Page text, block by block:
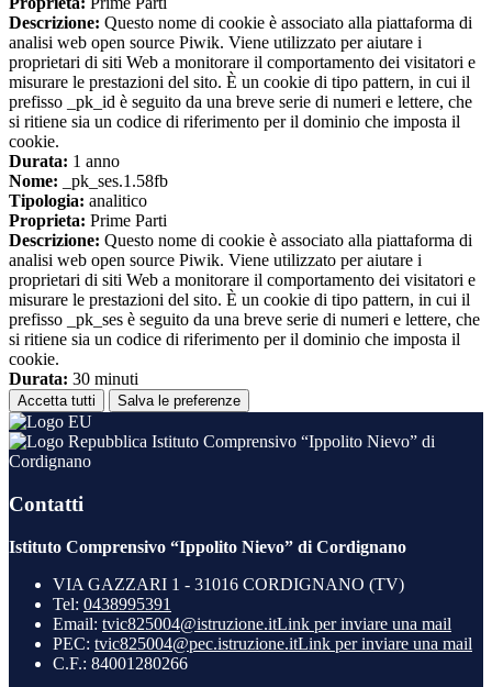
Descrizione: Questo nome di cookie è associato alla piattaforma di
analisi web open source Piwik. Viene utilizzato per aiutare i
proprietari di siti Web a monitorare il comportamento dei visitatori e
misurare le prestazioni del sito. È un cookie di tipo pattern, in cui il
prefisso _pk_id è seguito da una breve serie di numeri e lettere, che
si ritiene sia un codice di riferimento per il dominio che imposta il
cookie.
Durata: 1 anno
Nome: _pk_ses.1.58fb
Tipologia: analitico
Proprieta: Prime Parti
Descrizione: Questo nome di cookie è associato alla piattaforma di
analisi web open source Piwik. Viene utilizzato per aiutare i
proprietari di siti Web a monitorare il comportamento dei visitatori e
misurare le prestazioni del sito. È un cookie di tipo pattern, in cui il
prefisso _pk_ses è seguito da una breve serie di numeri e lettere, che
si ritiene sia un codice di riferimento per il dominio che imposta il
cookie.
Durata: 30 minuti
Accetta tutti Salva le preferenze
Istituto Comprensivo “Ippolito Nievo” di
Cordignano
Contatti
Istituto Comprensivo “Ippolito Nievo” di Cordignano
VIA GAZZARI 1 - 31016 CORDIGNANO (TV)
Tel: 0438995391
Email: tvic825004@istruzione.itLink per inviare una mail
PEC: tvic825004@pec.istruzione.itLink per inviare una mail
C.F.: 84001280266